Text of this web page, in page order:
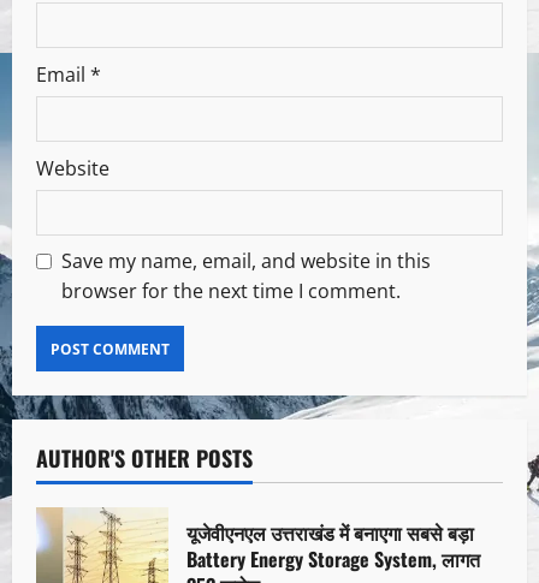
Email *
Website
Save my name, email, and website in this
browser for the next time I comment.
AUTHOR'S OTHER POSTS
यूजेवीएनएल उत्तराखंड में बनाएगा सबसे बड़ा
Battery Energy Storage System, लागत